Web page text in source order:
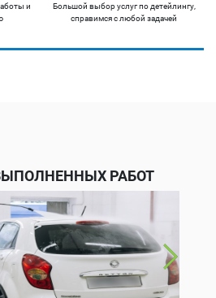
и
Большой выбор услуг по детейлингу,
справимся с любой задачей
РАБОТ